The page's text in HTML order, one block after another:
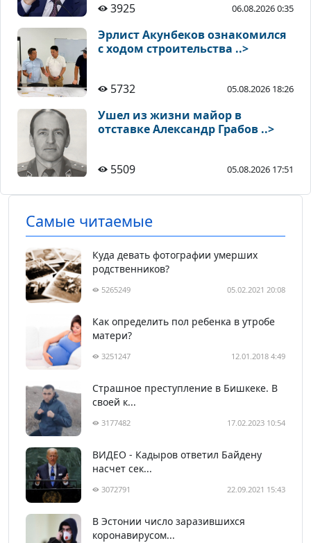
3925 06.08.2026 0:35
Эрлист Акунбеков ознакомился
с ходом строительства ..>
5732 05.08.2026 18:26
Ушел из жизни майор в
отставке Александр Грабов ..>
5509 05.08.2026 17:51
Самые читаемые
Куда девать фотографии умерших
родственников?
5265249 05.02.2021 20:08
Как определить пол ребенка в утробе
матери?
3251247 12.01.2018 4:49
Страшное преступление в Бишкеке. В
своей к...
3177482 17.02.2023 10:54
ВИДЕО - Кадыров ответил Байдену
насчет сек...
3072791 22.09.2021 15:43
В Эстонии число заразившихся
коронавирусом...